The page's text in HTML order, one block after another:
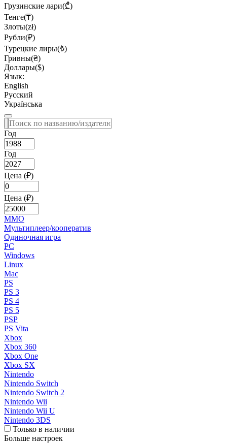
Грузинские лари(₾)
Тенге(₸)
Злоты(zł)
Рубли(₽)
Турецкие лиры(₺)
Гривны(₴)
Доллары($)
Язык:
English
Русский
Українська
Год
Год
Цена (₽)
Цена (₽)
MMO
Мультиплеер/кооператив
Одиночная игра
PC
Windows
Linux
Mac
PS
PS 3
PS 4
PS 5
PSP
PS Vita
Xbox
Xbox 360
Xbox One
Xbox SX
Nintendo
Nintendo Switch
Nintendo Switch 2
Nintendo Wii
Nintendo Wii U
Nintendo 3DS
Только в наличии
Больше настроек